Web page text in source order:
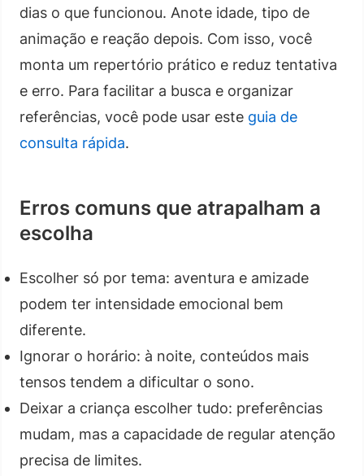
dias o que funcionou. Anote idade, tipo de
animação e reação depois. Com isso, você
monta um repertório prático e reduz tentativa
e erro. Para facilitar a busca e organizar
referências, você pode usar este guia de
consulta rápida.
Erros comuns que atrapalham a
escolha
Escolher só por tema: aventura e amizade
podem ter intensidade emocional bem
diferente.
Ignorar o horário: à noite, conteúdos mais
tensos tendem a dificultar o sono.
Deixar a criança escolher tudo: preferências
mudam, mas a capacidade de regular atenção
precisa de limites.